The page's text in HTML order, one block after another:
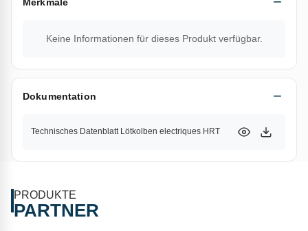
Keine Informationen für dieses Produkt verfügbar.
Dokumentation
Technisches Datenblatt Lötkolben electriques HRT
PRODUKTE
PARTNER